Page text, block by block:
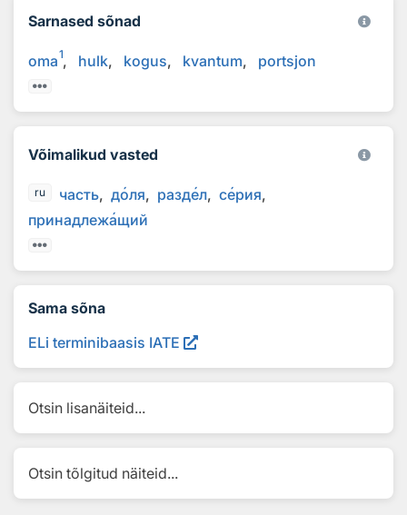
Sarnased sõnad
oma1 hulk kogus kvantum portsjon
Võimalikud vasted
ru часть доля раздел серия
принадлежащий
Sama sõna
ELi terminibaasis IATE
Otsin lisanäiteid...
Otsin tõlgitud näiteid...